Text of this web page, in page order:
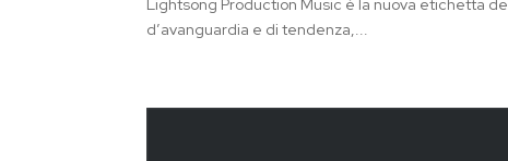
Lightsong Production Music è la nuova etichetta
d’avanguardia e di tendenza,...